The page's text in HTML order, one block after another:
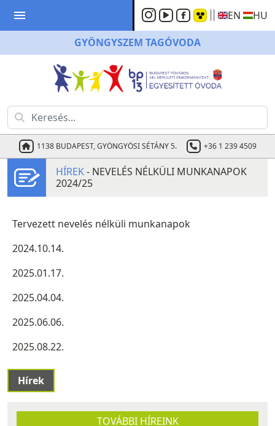
menu
GYÖNGYSZEM TAGÓVODA
1138 BUDAPEST, GYÖNGYÖSI SÉTÁNY 5. +36 1 239 4509
EN HU
HÍREK- NEVELÉS NÉLKÜLI MUNKANAPOK
2024/25
Tervezett nevelés nélküli munkanapok
2024.10.14.
2025.01.17.
2025.04.04.
2025.06.06.
2025.08.22.
Hírek
TOVÁBBI HÍREINK